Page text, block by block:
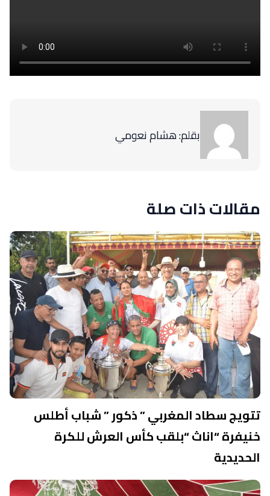
بقلم: هشام نعومي
مقالات ذات صلة
تتويج سطاد المغربي ” ذكور ” شباب أطلس
خنيفرة “اناث “بلقب كأس العرش للكرة
الحديدية